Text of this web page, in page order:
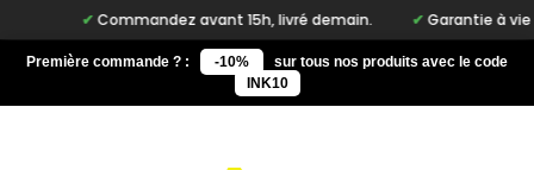
Commandez avant 15h, livré demain. Garantie à vie sur
Première commande ? : -10%
sur tous nos produits avec le code
INK10